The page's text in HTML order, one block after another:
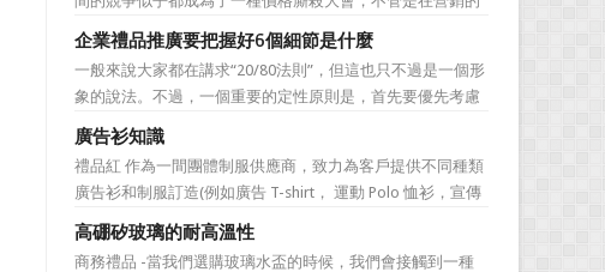
不知道到...
主題推廣之中、產品的介紹之中還是旗艦店的推廣之中，“年
度最低”、“全網最低”等字眼標牌出處皆是。禮品公司都將消
費者的目光鎖定在了價格之上。禮品行業的營銷價格戰究竟
何時可以休止？...
企業禮品推廣要把握好6個細節是什麼
一般來說大家都在講求“20/80法則”，但這也只不過是一個形
象的說法。不過，一個重要的定性原則是，首先要優先考慮
縣級渠道成員，而後再兼顧地市級經銷商，最好是把二者的
積極性都調動起來。在這些禮品發放的過程中，在時間和時
機交錯上也要給與較多地考慮。從目前潤滑油產品推廣的常
見形式來看，...
廣告衫知識
禮品紅 作為一間團體制服供應商，致力為客戶提供不同種類
廣告衫和制服訂造(例如廣告 T-shirt， 運動 Polo 恤衫，宣傳
背心，風褸外套禮品，訂造球衣等)，從公司員工制服，到不
同宣傳活動用的制服。禮品紅都可以為客戶度身...
高硼矽玻璃的耐高溫性
商務禮品 -當我們選購玻璃水盃的時候，我們會接觸到一種